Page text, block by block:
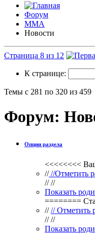
Форум
ММА
Новости
Страница 8 из 12
К странице:
Темы с 281 по 320 из 459
Форум:
Опции раздела
<<<<<<<<
////Отметить
// //
Показать
========
//// Отметить
// //
Показать